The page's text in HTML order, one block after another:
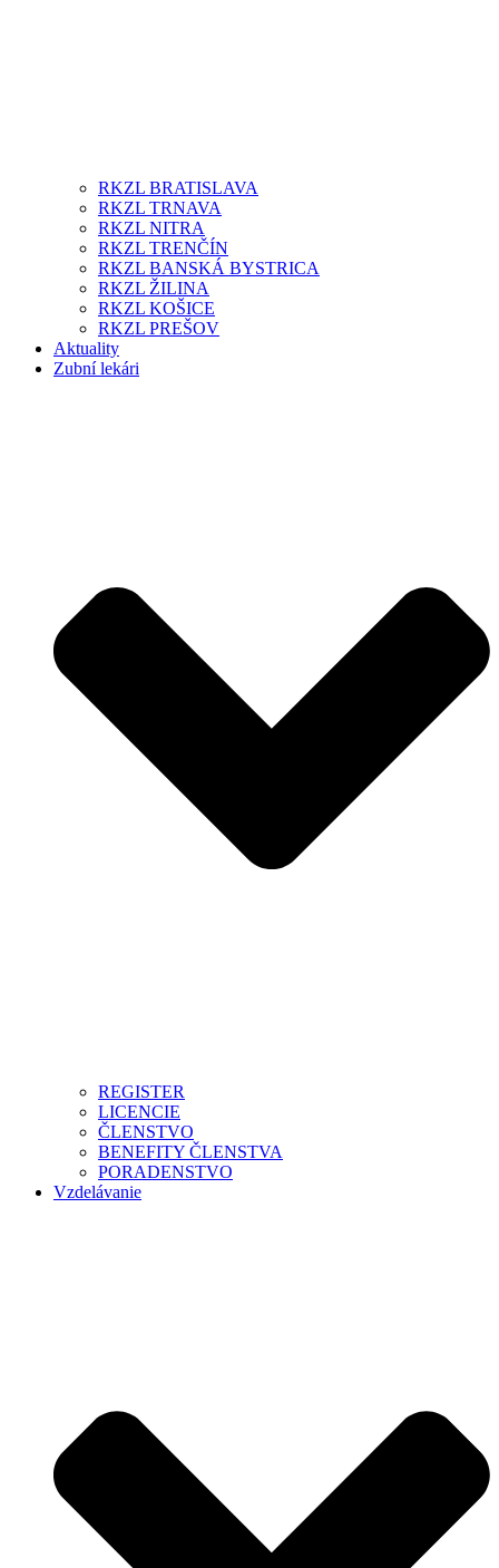
RKZL BRATISLAVA
RKZL TRNAVA
RKZL NITRA
RKZL TRENČÍN
RKZL BANSKÁ BYSTRICA
RKZL ŽILINA
RKZL KOŠICE
RKZL PREŠOV
Aktuality
Zubní lekári
REGISTER
LICENCIE
ČLENSTVO
BENEFITY ČLENSTVA
PORADENSTVO
Vzdelávanie